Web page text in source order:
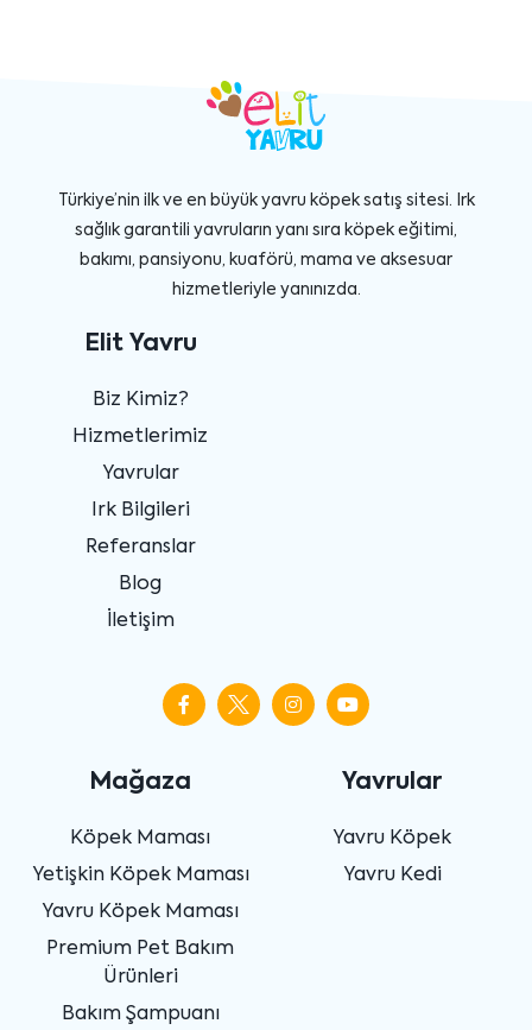
Türkiye’nin ilk ve en büyük yavru köpek satış sitesi. Irk
sağlık garantili yavruların yanı sıra köpek eğitimi,
bakımı, pansiyonu, kuaförü, mama ve aksesuar
hizmetleriyle yanınızda.
Elit Yavru
Biz Kimiz?
Hizmetlerimiz
Yavrular
Irk Bilgileri
Referanslar
Blog
İletişim
Mağaza
Köpek Maması
Yetişkin Köpek Maması
Yavru Köpek Maması
Premium Pet Bakım
Ürünleri
Bakım Şampuanı
Yavrular
Yavru Köpek
Yavru Kedi